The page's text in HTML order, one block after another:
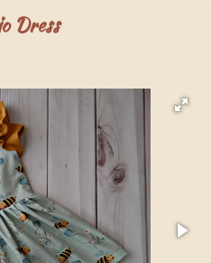
Dress